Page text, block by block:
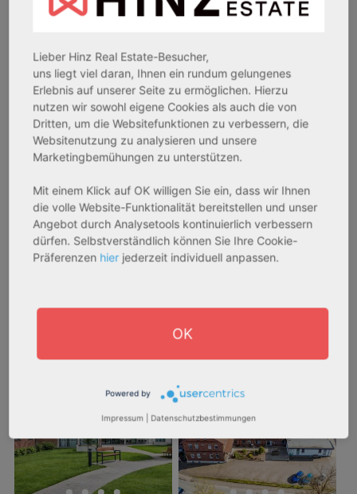
26969 Butjadingen
Rendite:
3,60 %
Pflegeapartment
Objekteigenschaft:
Bestandsobjekt
Gesamtfläche:
233.556,67 € - 349.016,67 €
33415 Verl
Rendite:
3,50 %
Pflegeapartment
Objekteigenschaft:
Bestandsobjekt
Gesamtfläche:
324.754,29 € - 358.289,14 €
Lieber Hinz Real Estate-Besucher,
uns liegt viel daran, Ihnen ein rundum gelungenes
Erlebnis auf unserer Seite zu ermöglichen. Hierzu
nutzen wir sowohl eigene Cookies als auch die von
Dritten, um die Websitefunktionen zu verbessern, die
Websitenutzung zu analysieren und unsere
Marketingbemühungen zu unterstützen.
Mit einem Klick auf OK willigen Sie ein, dass wir Ihnen
die volle Website-Funktionalität bereitstellen und unser
Angebot durch Analysetools kontinuierlich verbessern
dürfen. Selbstverständlich können Sie Ihre Cookie-
Präferenzen hier jederzeit individuell anpassen.
OK
Powered by
Impressum Datenschutzbestimmungen